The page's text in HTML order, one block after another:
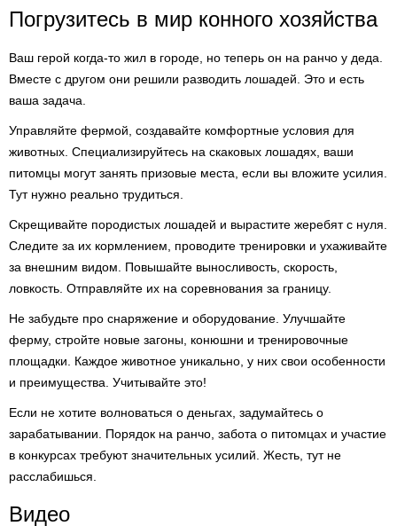
Погрузитесь в мир конного хозяйства
Ваш герой когда-то жил в городе, но теперь он на ранчо у деда.
Вместе с другом они решили разводить лошадей. Это и есть
ваша задача.
Управляйте фермой, создавайте комфортные условия для
животных. Специализируйтесь на скаковых лошадях, ваши
питомцы могут занять призовые места, если вы вложите усилия.
Тут нужно реально трудиться.
Скрещивайте породистых лошадей и вырастите жеребят с нуля.
Следите за их кормлением, проводите тренировки и ухаживайте
за внешним видом. Повышайте выносливость, скорость,
ловкость. Отправляйте их на соревнования за границу.
Не забудьте про снаряжение и оборудование. Улучшайте
ферму, стройте новые загоны, конюшни и тренировочные
площадки. Каждое животное уникально, у них свои особенности
и преимущества. Учитывайте это!
Если не хотите волноваться о деньгах, задумайтесь о
зарабатывании. Порядок на ранчо, забота о питомцах и участие
в конкурсах требуют значительных усилий. Жесть, тут не
расслабишься.
Видео